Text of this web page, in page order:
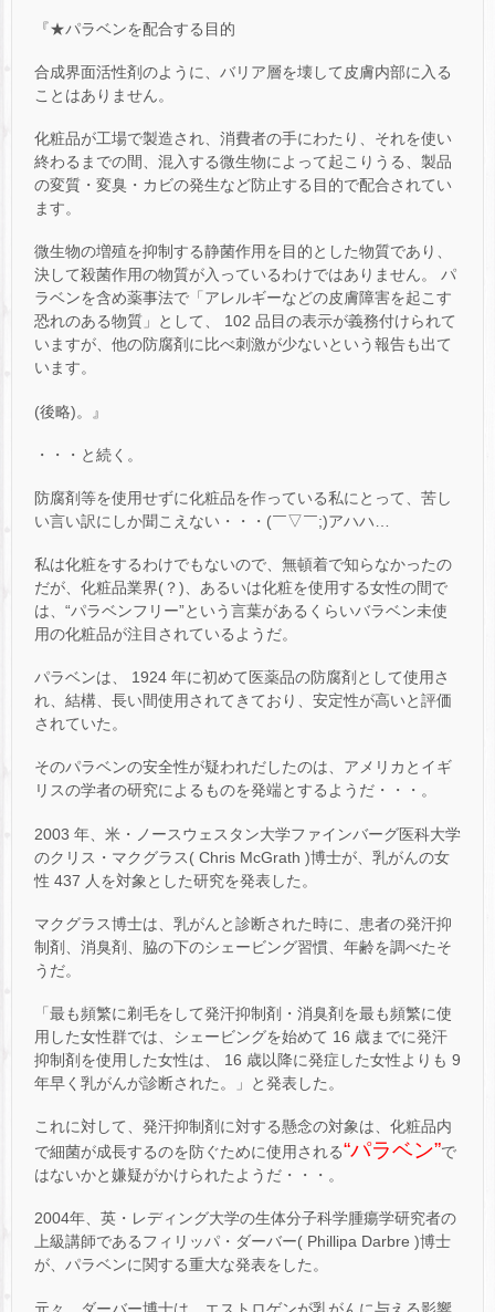
『★パラベンを配合する目的
合成界面活性剤のように、バリア層を壊して皮膚内部に入る
ことはありません。
化粧品が工場で製造され、消費者の手にわたり、それを使い
終わるまでの間、混入する微生物によって起こりうる、製品
の変質・変臭・カビの発生など防止する目的で配合されてい
ます。
微生物の増殖を抑制する静菌作用を目的とした物質であり、
決して殺菌作用の物質が入っているわけではありません。 パ
ラベンを含め薬事法で「アレルギーなどの皮膚障害を起こす
恐れのある物質」として、 102 品目の表示が義務付けられて
いますが、他の防腐剤に比べ刺激が少ないという報告も出て
います。
(後略)。』
・・・と続く。
防腐剤等を使用せずに化粧品を作っている私にとって、苦し
い言い訳にしか聞こえない・・・(￣▽￣;)アハハ…
私は化粧をするわけでもないので、無頓着で知らなかったの
だが、化粧品業界(？)、あるいは化粧を使用する女性の間で
は、“パラベンフリー”という言葉があるくらいバラベン未使
用の化粧品が注目されているようだ。
パラベンは、 1924 年に初めて医薬品の防腐剤として使用さ
れ、結構、長い間使用されてきており、安定性が高いと評価
されていた。
そのパラベンの安全性が疑われだしたのは、アメリカとイギ
リスの学者の研究によるものを発端とするようだ・・・。
2003 年、米・ノースウェスタン大学ファインバーグ医科大学
のクリス・マクグラス( Chris McGrath )博士が、乳がんの女
性 437 人を対象とした研究を発表した。
マクグラス博士は、乳がんと診断された時に、患者の発汗抑
制剤、消臭剤、脇の下のシェービング習慣、年齢を調べたそ
うだ。
「最も頻繁に剃毛をして発汗抑制剤・消臭剤を最も頻繁に使
用した女性群では、シェービングを始めて 16 歳までに発汗
抑制剤を使用した女性は、 16 歳以降に発症した女性よりも 9
年早く乳がんが診断された。」と発表した。
これに対して、発汗抑制剤に対する懸念の対象は、化粧品内
で細菌が成長するのを防ぐために使用される“パラベン”で
はないかと嫌疑がかけられたようだ・・・。
2004年、英・レディング大学の生体分子科学腫瘍学研究者の
上級講師であるフィリッパ・ダーバー( Phillipa Darbre )博士
が、パラベンに関する重大な発表をした。
元々、ダーバー博士は、エストロゲンが乳がんに与える影響